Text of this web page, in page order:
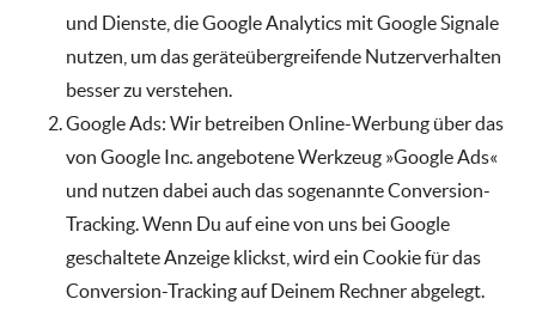
und Dienste, die Google Analytics mit Google Signale
nutzen, um das geräteübergreifende Nutzerverhalten
besser zu verstehen.
Google Ads: Wir betreiben Online-Werbung über das
von Google Inc. angebotene Werkzeug »Google Ads«
und nutzen dabei auch das sogenannte Conversion-
Tracking. Wenn Du auf eine von uns bei Google
geschaltete Anzeige klickst, wird ein Cookie für das
Conversion-Tracking auf Deinem Rechner abgelegt.